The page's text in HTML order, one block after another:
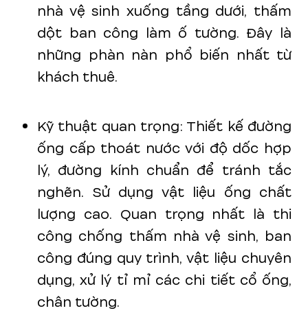
nhà vệ sinh xuống tầng dưới, thấm
dột ban công làm ố tường. Đây là
những phàn nàn phổ biến nhất từ
khách thuê.
Kỹ thuật quan trọng: Thiết kế đường
ống cấp thoát nước với độ dốc hợp
lý, đường kính chuẩn để tránh tắc
nghẽn. Sử dụng vật liệu ống chất
lượng cao. Quan trọng nhất là thi
công chống thấm nhà vệ sinh, ban
công đúng quy trình, vật liệu chuyên
dụng, xử lý tỉ mỉ các chi tiết cổ ống,
chân tường.